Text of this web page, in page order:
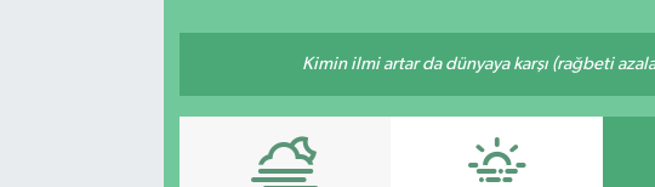
Kimin ilmi artar da dünyaya karşı (rağbeti